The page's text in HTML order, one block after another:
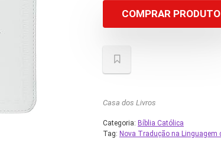
é:
COMPRAR PRODUTO
Casa dos Livros
Categoria: Bíblia Católica
Tag: Nova Tradução na Linguagem